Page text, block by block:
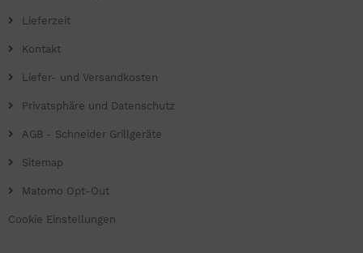
Lieferzeit
Kontakt
Liefer- und Versandkosten
Privatsphäre und Datenschutz
AGB - Schneider Grillgeräte
Sitemap
Matomo Opt-Out
Cookie Einstellungen